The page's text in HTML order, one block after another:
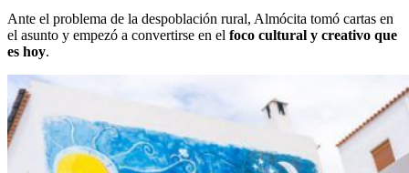
Ante el problema de la despoblación rural, Almócita tomó cartas en
el asunto y empezó a convertirse en el foco cultural y creativo que
es hoy.